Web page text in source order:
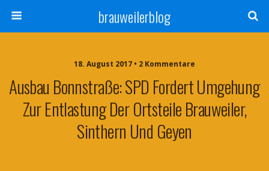
brauweilerblog
18. August 2017 • 2 Kommentare
Ausbau Bonnstraße: SPD Fordert Umgehung
Zur Entlastung Der Ortsteile Brauweiler,
Sinthern Und Geyen